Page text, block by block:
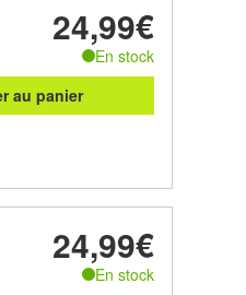
24,99€
En stock
au panier
24,99€
En stock